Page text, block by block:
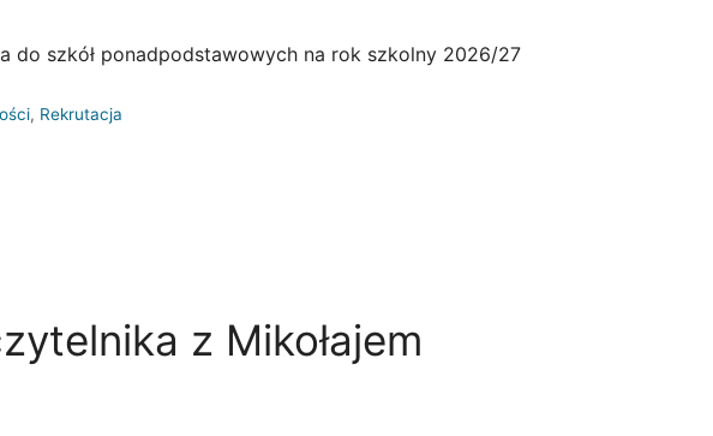
do szkół ponadpodstawowych na rok szkolny 2026/27
, Rekrutacja
z Mikołajem